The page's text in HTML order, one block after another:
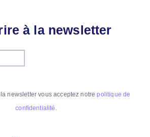
à la newsletter
newsletter vous acceptez notrepolitique de
confidentialité .